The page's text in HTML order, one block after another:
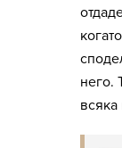
него.